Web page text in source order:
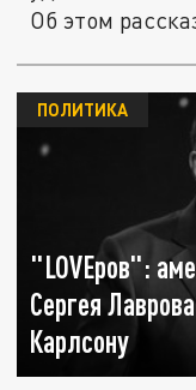
Об этом
"LOVEров":
Сергея
Карлсону
ПОЛИТИКА